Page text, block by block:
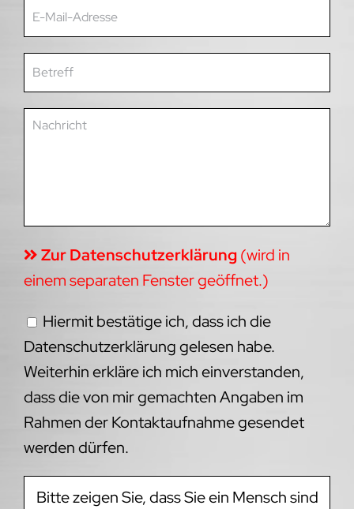
Zur Datenschutzerklärung(wird in
einem separaten Fenster geöffnet.)
Hiermit bestätige ich, dass ich die
Datenschutzerklärung gelesen habe.
Weiterhin erkläre ich mich einverstanden,
dass die von mir gemachten Angaben im
Rahmen der Kontaktaufnahme gesendet
werden dürfen.
Bitte zeigen Sie, dass Sie ein Mensch sind